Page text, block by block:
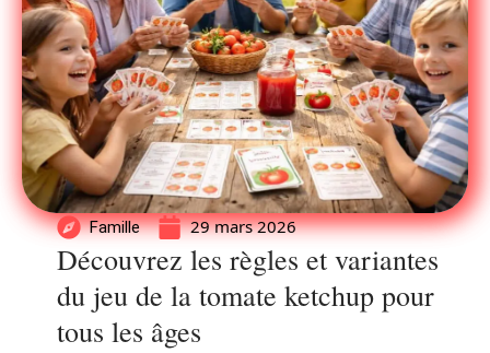
Famille 29 mars 2026
Découvrez les règles et variantes
du jeu de la tomate ketchup pour
tous les âges